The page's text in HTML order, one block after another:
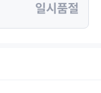
일시품절